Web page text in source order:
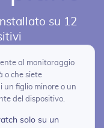
su 12
al monitoraggio
o che siete
un figlio minore o un
del dispositivo.
solo su un